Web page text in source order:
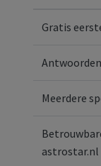
Gratis
Meerdere
astrostar.nl